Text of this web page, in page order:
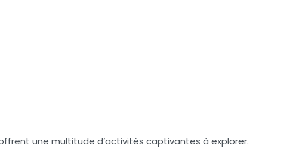
une multitude d’activités captivantes à explorer.